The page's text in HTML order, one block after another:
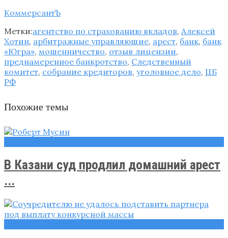
КоммерсантЪ
Метки:агентство по страхованию вкладов, Алексей
Хотин, арбитражные управляющие, арест, банк, банк
«Югра», мошенничество, отзыв лицензии,
преднамеренное банкротство, Следственный
комитет, собрание кредиторов, уголовное дело, ЦБ
РФ
Похожие темы
В Казани суд продлил домашний арест
...